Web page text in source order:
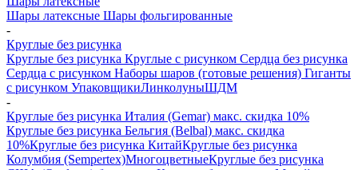
Шары латексные Шары фольгированные
-
Круглые без рисунка
Круглые без рисунка Круглые с рисунком Сердца без рисунка
Сердца с рисунком Наборы шаров (готовые решения) Гиганты
с рисунком УпаковщикиЛинколуныШДМ
-
Круглые без рисунка Италия (Gemar) макс. скидка 10%
Круглые без рисунка Бельгия (Belbal) макс. скидка
10%Круглые без рисунка КитайКруглые без рисунка
Колумбия (Sempertex)МногоцветныеКруглые без рисунка